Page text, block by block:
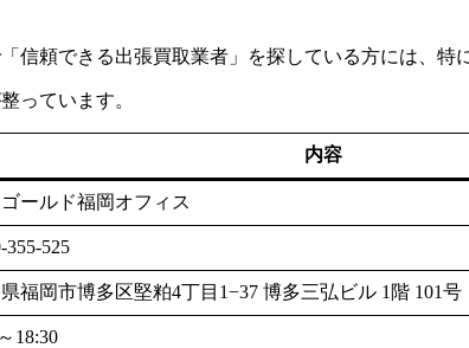
頼できる出張買取業者」を探している方には、特
っています。
内容
ールド福岡オフィス
355-525
福岡市博多区堅粕4丁目1−37 博多三弘ビル 1階 101号
18:30